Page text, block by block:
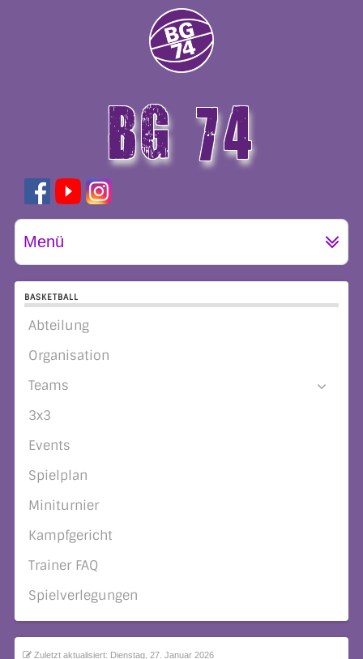
BG 74
GÖTTINGEN
Menü
BASKETBALL
Abteilung
Organisation
Teams
3x3
Events
Spielplan
Miniturnier
Kampfgericht
Trainer FAQ
Spielverlegungen
Zuletzt aktualisiert: Dienstag, 27. Januar 2026